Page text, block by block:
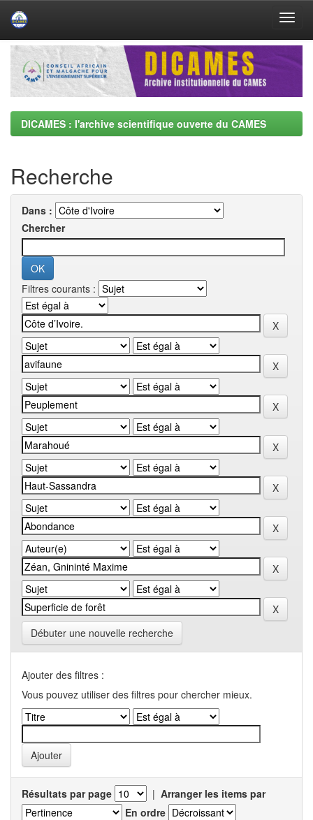
Skip
navigation
DICAMES : l'archive scientifique ouverte du CAMES
Recherche
Dans :
Chercher
Filtres courants :
Débuter une nouvelle recherche
Ajouter des filtres :
Vous pouvez utiliser des filtres pour chercher mieux.
Résultats par page | Arranger les items par
En ordre